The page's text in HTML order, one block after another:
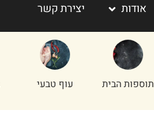
אודות יצירת קשר
תוספות הבית עוף טבעי